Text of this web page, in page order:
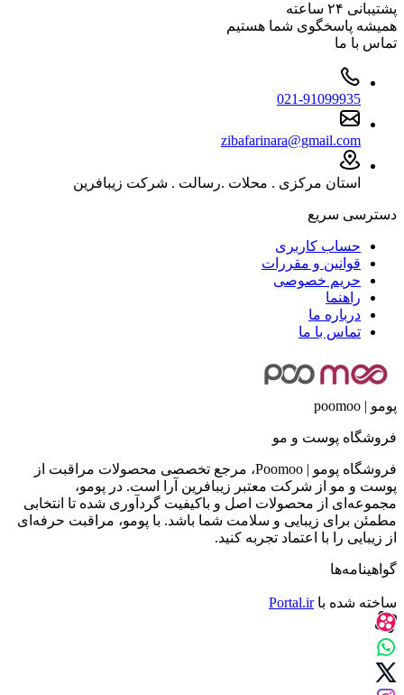
پشتیبانی ۲۴ ساعته
همیشه پاسخگوی شما هستیم
تماس با ما
021-91099935
zibafarinara@gmail.com
استان مرکزی . محلات .رسالت . شرکت زیبافرین
دسترسی سریع
حساب کاربری
قوانین و مقررات
حریم خصوصی
راهنما
درباره ما
تماس با ما
پومو | poomoo
فروشگاه پوست و مو
فروشگاه پومو | Poomoo، مرجع تخصصی محصولات مراقبت از
پوست و مو از شرکت معتبر زیبافرین آرا است. در پومو،
مجموعه‌ای از محصولات اصل و باکیفیت گردآوری شده تا انتخابی
مطمئن برای زیبایی و سلامت شما باشد. با پومو، مراقبت حرفه‌ای
از زیبایی را با اعتماد تجربه کنید.
گواهینامه‌ها
ساخته شده باPortal.ir